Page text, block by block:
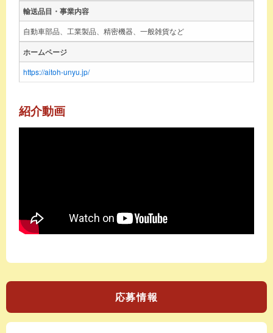
輸送品目・事業内容
自動車部品、工業製品、精密機器、一般雑貨など
ホームページ
https://aitoh-unyu.jp/
紹介動画
応募情報